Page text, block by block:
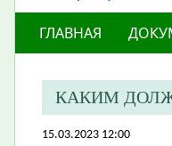
ГЛАВНАЯ
КАКИМ
15.03.2023 12:00